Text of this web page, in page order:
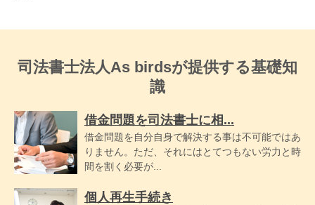
司法書士法人As birdsが提供する基礎知
識
借金問題を司法書士に相...
借金問題を自分自身で解決する事は不可能ではあ
りません。ただ、それにはとてつもない労力と時
間を割く必要が...
個人再生手続き